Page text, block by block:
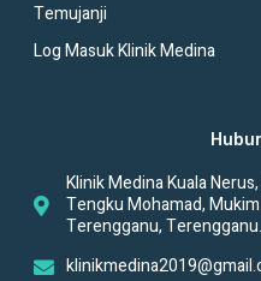
Temujanji
Log Masuk Klinik Medina
Klinik Medina Kuala
Tengku Mohamad,
Terengganu, Terengganu.